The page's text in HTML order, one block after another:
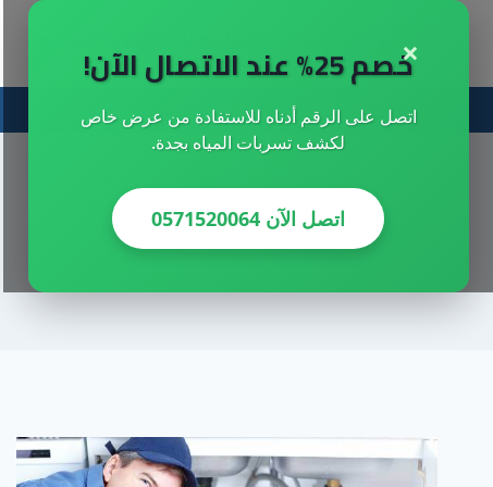
×
خصم 25% عند الاتصال الآن!
اتصل على الرقم أدناه للاستفادة من عرض خاص
لكشف تسربات المياه بجدة.
اتصل الآن 0571520064
التجاوز
احصل علي خصم خاص الان